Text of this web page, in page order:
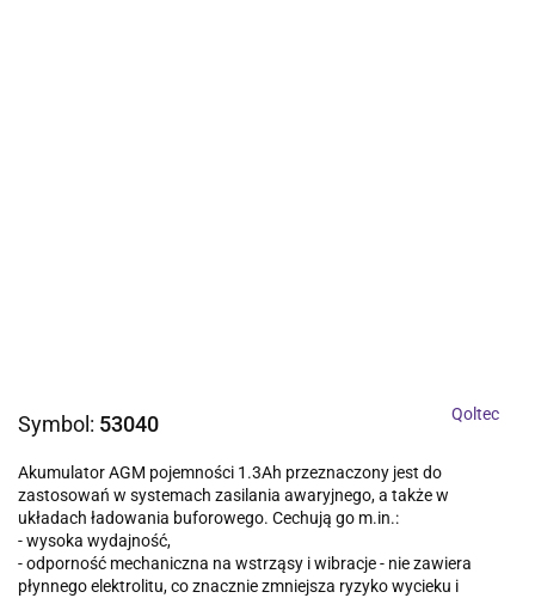
Symbol: 53040 Qoltec
Akumulator AGM pojemności 1.3Ah przeznaczony jest do
zastosowań w systemach zasilania awaryjnego, a także w
układach ładowania buforowego. Cechują go m.in.:
- wysoka wydajność,
- odporność mechaniczna na wstrząsy i wibracje - nie zawiera
płynnego elektrolitu, co znacznie zmniejsza ryzyko wycieku i